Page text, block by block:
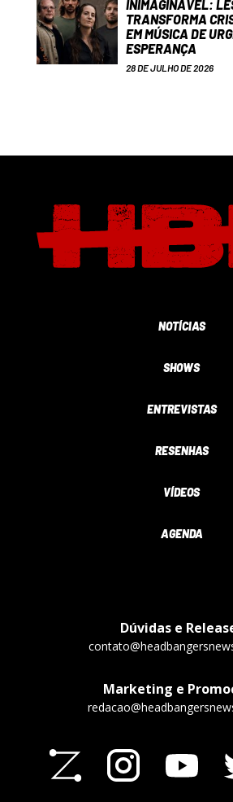
INIMAGINÁVEL:
TRANSFORMA
EM MÚSICA DE
ESPERANÇA
28 DE JULHO DE 2026
NOTÍCIAS
SHOWS
ENTREVISTAS
RESENHAS
VÍDEOS
AGENDA
Dúvidas e
Marketing e